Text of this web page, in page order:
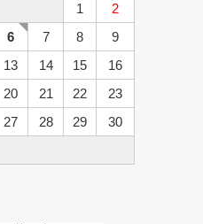
1
2
6 7 8
9
13 14 15
16
20 21 22
23
27 28 29
30